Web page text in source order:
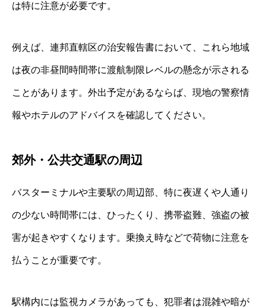
は特に注意が必要です。
例えば、連邦直轄区の治安報告書において、これら地域
は夜の非昼間時間帯に渡航制限レベルの懸念が示される
ことがあります。外出予定があるならば、現地の警察情
報やホテルのアドバイスを確認してください。
郊外・公共交通駅の周辺
バスターミナルや主要駅の周辺部、特に夜遅くや人通り
の少ない時間帯には、ひったくり、携帯盗難、強盗の被
害が起きやすくなります。乗換え時などで荷物に注意を
払うことが重要です。
駅構内には監視カメラがあっても、犯罪者は混雑や暗が